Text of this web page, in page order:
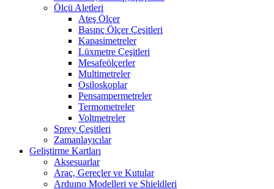
Ölçü Aletleri
Ateş Ölçer
Basınç Ölçer Çeşitleri
Kapasimetreler
Lüxmetre Çeşitleri
Mesafeölçerler
Multimetreler
Osiloskoplar
Pensampermetreler
Termometreler
Voltmetreler
Sprey Çeşitleri
Zamanlayıcılar
Geliştirme Kartları
Aksesuarlar
Araç, Gereçler ve Kutular
Arduıno Modelleri ve Shieldleri